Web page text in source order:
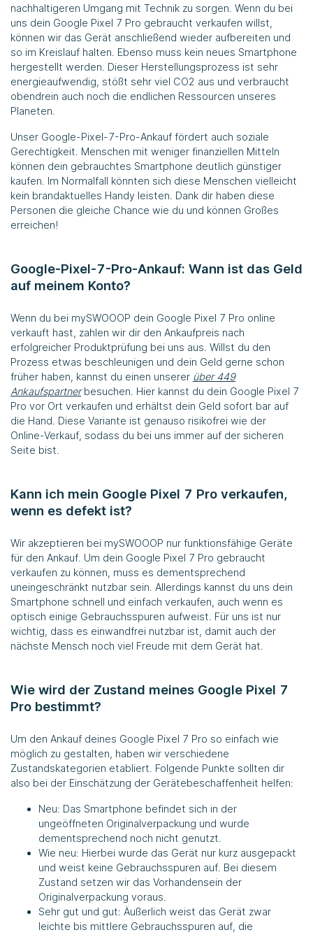
nachhaltigeren Umgang mit Technik zu sorgen. Wenn du bei
uns dein Google Pixel 7 Pro gebraucht verkaufen willst,
können wir das Gerät anschließend wieder aufbereiten und
so im Kreislauf halten. Ebenso muss kein neues Smartphone
hergestellt werden. Dieser Herstellungsprozess ist sehr
energieaufwendig, stößt sehr viel CO2 aus und verbraucht
obendrein auch noch die endlichen Ressourcen unseres
Planeten.
Unser Google-Pixel-7-Pro-Ankauf fördert auch soziale
Gerechtigkeit. Menschen mit weniger finanziellen Mitteln
können dein gebrauchtes Smartphone deutlich günstiger
kaufen. Im Normalfall könnten sich diese Menschen vielleicht
kein brandaktuelles Handy leisten. Dank dir haben diese
Personen die gleiche Chance wie du und können Großes
erreichen!
Google-Pixel-7-Pro-Ankauf: Wann ist das Geld
auf meinem Konto?
Wenn du bei mySWOOOP dein Google Pixel 7 Pro online
verkauft hast, zahlen wir dir den Ankaufpreis nach
erfolgreicher Produktprüfung bei uns aus. Willst du den
Prozess etwas beschleunigen und dein Geld gerne schon
früher haben, kannst du einen unserer über 449
Ankaufspartnerbesuchen. Hier kannst du dein Google Pixel 7
Pro vor Ort verkaufen und erhältst dein Geld sofort bar auf
die Hand. Diese Variante ist genauso risikofrei wie der
Online-Verkauf, sodass du bei uns immer auf der sicheren
Seite bist.
Kann ich mein Google Pixel 7 Pro verkaufen,
wenn es defekt ist?
Wir akzeptieren bei mySWOOOP nur funktionsfähige Geräte
für den Ankauf. Um dein Google Pixel 7 Pro gebraucht
verkaufen zu können, muss es dementsprechend
uneingeschränkt nutzbar sein. Allerdings kannst du uns dein
Smartphone schnell und einfach verkaufen, auch wenn es
optisch einige Gebrauchsspuren aufweist. Für uns ist nur
wichtig, dass es einwandfrei nutzbar ist, damit auch der
nächste Mensch noch viel Freude mit dem Gerät hat.
Wie wird der Zustand meines Google Pixel 7
Pro bestimmt?
Um den Ankauf deines Google Pixel 7 Pro so einfach wie
möglich zu gestalten, haben wir verschiedene
Zustandskategorien etabliert. Folgende Punkte sollten dir
also bei der Einschätzung der Gerätebeschaffenheit helfen:
Neu: Das Smartphone befindet sich in der
ungeöffneten Originalverpackung und wurde
dementsprechend noch nicht genutzt.
Wie neu: Hierbei wurde das Gerät nur kurz ausgepackt
und weist keine Gebrauchsspuren auf. Bei diesem
Zustand setzen wir das Vorhandensein der
Originalverpackung voraus.
Sehr gut und gut: Äußerlich weist das Gerät zwar
leichte bis mittlere Gebrauchsspuren auf, die